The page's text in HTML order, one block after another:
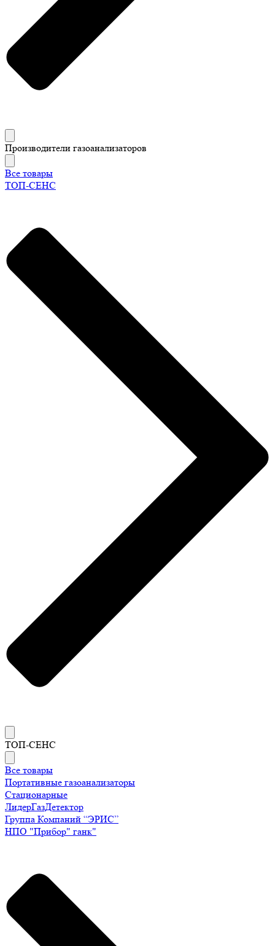
Производители газоанализаторов
Все товары
ТОП-СЕНС
ТОП-СЕНС
Все товары
Портативные газоанализаторы
Стационарные
ЛидерГазДетектор
Группа Компаний “ЭРИС”
НПО "Прибор" ганк"